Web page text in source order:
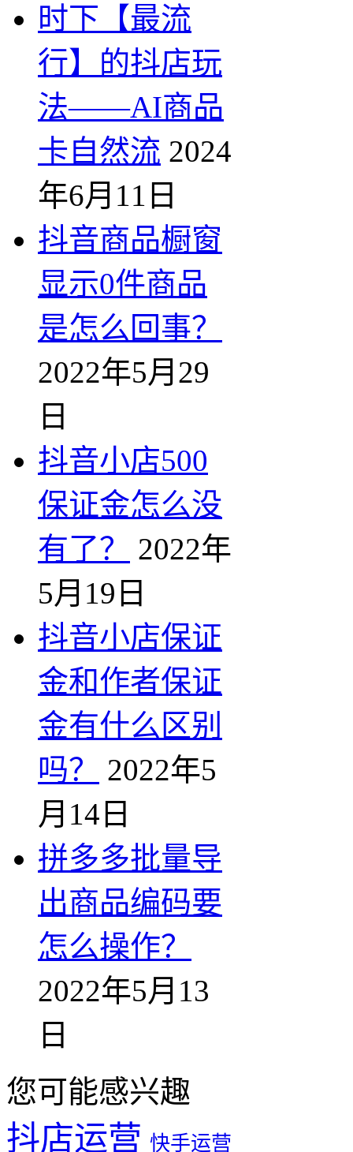
时下【最流
行】的抖店玩
法——AI商品
卡自然流 2024
年6月11日
抖音商品橱窗
显示0件商品
是怎么回事？
2022年5月29
日
抖音小店500
保证金怎么没
有了？
2022年
5月19日
抖音小店保证
金和作者保证
金有什么区别
吗？
2022年5
月14日
拼多多批量导
出商品编码要
怎么操作？
2022年5月13
日
您可能感兴趣
抖店运营 快手运营